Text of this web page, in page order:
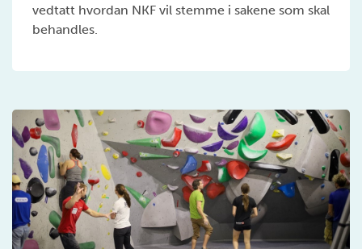
vedtatt hvordan NKF vil stemme i sakene som skal
behandles.